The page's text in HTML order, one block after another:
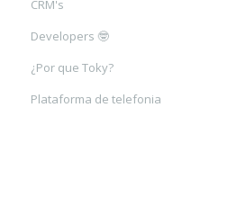
CRM's
Developers 🤓
¿Por que Toky?
Plataforma de telefonia